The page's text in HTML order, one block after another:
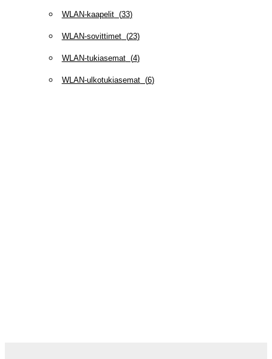
WLAN-kaapelit(33)
WLAN-sovittimet(23)
WLAN-tukiasemat(4)
WLAN-ulkotukiasemat(6)